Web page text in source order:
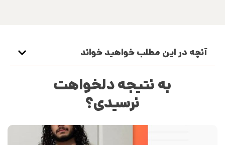
آنچه در این مطلب خواهید خواند
به نتیجه دلخواهت
نرسیدی؟